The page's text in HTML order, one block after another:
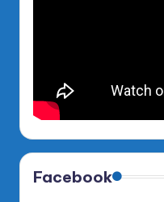
Facebook